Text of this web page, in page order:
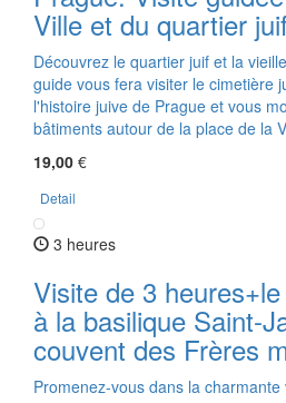
Ville et du quartier
Découvrez le quartier juif et la
guide vous fera visiter le cimetière
l'histoire juive de Prague et vous
bâtiments autour de la place de la
19,00 €
Detail
3 heures
Visite de 3
à la basilique Saint-
couvent des Frères
Promenez-vous dans la